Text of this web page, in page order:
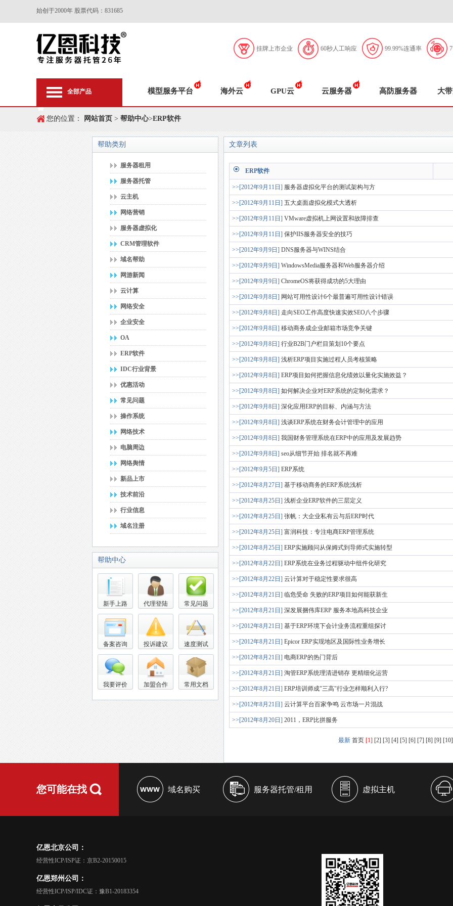
始创于2000年 股票代码：831685
挂牌上市企业 60秒人工响应 99.99%连通率
全部产品 模型服务平台 海外云 GPU云 云服务器 高防服务器 大
您的位置： 网站首页 > 帮助中心>ERP软件
帮助类别
服务器租用
服务器托管
云主机
网络营销
服务器虚拟化
CRM管理软件
域名帮助
网游新闻
云计算
网络安全
企业安全
OA
ERP软件
IDC行业背景
优惠活动
常见问题
操作系统
网络技术
电脑周边
网络舆情
新品上市
技术前沿
行业信息
域名注册
帮助中心
新手上路 代理登陆 常见问题
备案咨询 投诉建议 速度测试
我要评价 加盟合作 常用文档
文章列表
ERP软件
>>[2012年9月11日] 服务器虚拟化平台的测试架构与方
>>[2012年9月11日] 五大桌面虚拟化模式大透析
>>[2012年9月11日] VMware虚拟机上网设置和故障排查
>>[2012年9月11日] 保护IIS服务器安全的技巧
>>[2012年9月9日] DNS服务器与WINS结合
>>[2012年9月9日] WindowsMedia服务器和Web服务器介绍
>>[2012年9月9日] ChromeOS将获得成功的5大理由
>>[2012年9月8日] 网站可用性设计6个最普遍可用性设计错误
>>[2012年9月8日] 走向SEO工作高度快速实效SEO八个步骤
>>[2012年9月8日] 移动商务成企业邮箱市场竞争关键
>>[2012年9月8日] 行业B2B门户栏目策划10个要点
>>[2012年9月8日] 浅析ERP项目实施过程人员考核策略
>>[2012年9月8日] ERP项目如何把握信息化绩效以量化实施效益？
>>[2012年9月8日] 如何解决企业对ERP系统的定制化需求？
>>[2012年9月8日] 深化应用ERP的目标、内涵与方法
>>[2012年9月8日] 浅谈ERP系统在财务会计管理中的应用
>>[2012年9月8日] 我国财务管理系统在ERP中的应用及发展趋势
>>[2012年9月8日] seo从细节开始 排名就不再难
>>[2012年9月5日] ERP系统
>>[2012年8月27日] 基于移动商务的ERP系统浅析
>>[2012年8月25日] 浅析企业ERP软件的三层定义
>>[2012年8月25日] 张帆：大企业私有云与后ERP时代
>>[2012年8月25日] 富润科技：专注电商ERP管理系统
>>[2012年8月25日] ERP实施顾问从保姆式到导师式实施转型
>>[2012年8月22日] ERP系统在业务过程驱动中组件化研究
>>[2012年8月22日] 云计算对于稳定性要求很高
>>[2012年8月21日] 临危受命 失败的ERP项目如何能获新生
>>[2012年8月21日] 深发展捆伟库ERP 服务本地高科技企业
>>[2012年8月21日] 基于ERP环境下会计业务流程重组探讨
>>[2012年8月21日] Epicor ERP实现地区及国际性业务增长
>>[2012年8月21日] 电商ERP的热门背后
>>[2012年8月21日] 淘管ERP系统理清进销存 更精细化运营
>>[2012年8月21日] ERP培训师成"三高"行业怎样顺利入行?
>>[2012年8月21日] 云计算平台百家争鸣 云市场一片混战
>>[2012年8月20日] 2011，ERP比拼服务
最新 首页 [1] [2] [3] [4] [5] [6] [7] [8] [9] [10]
您可能在找 域名购买 服务器托管/租用 虚拟主机
亿恩北京公司：
经营性ICP/ISP证：京B2-20150015
亿恩郑州公司：
经营性ICP/ISP/IDC证：豫B1-20183354